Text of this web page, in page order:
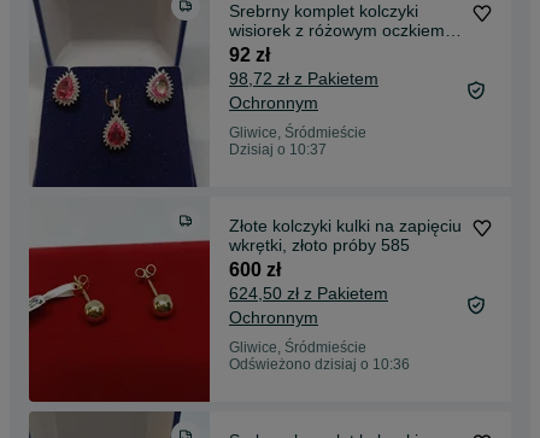
Srebrny komplet kolczyki
wisiorek z różowym oczkiem,
srebro pr 925
92 zł
98,72 zł z Pakietem
Ochronnym
Gliwice, Śródmieście
Dzisiaj o 10:37
Złote kolczyki kulki na zapięciu
wkrętki, złoto próby 585
600 zł
624,50 zł z Pakietem
Ochronnym
Gliwice, Śródmieście
Odświeżono dzisiaj o 10:36